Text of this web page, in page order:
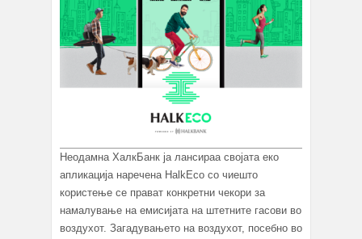
Неодамна ХалкБанк ја лансираа својата еко
апликација наречена HalkEco со чиешто
користење се прават конкретни чекори за
намалување на емисијата на штетните гасови во
воздухот. Загадувањето на воздухот, посебно во